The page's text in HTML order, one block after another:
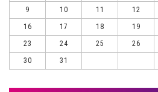
9
10 11 12
16
17 18 19
23
24 25 26
30
31